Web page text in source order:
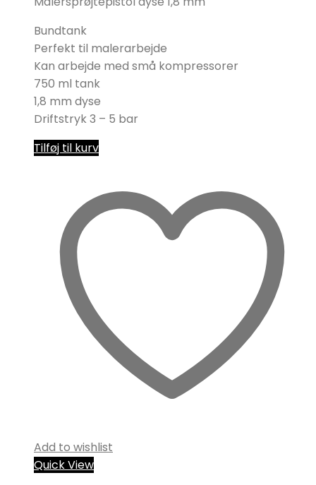
Bundtank
Perfekt til malerarbejde
Kan arbejde med små kompressorer
750 ml tank
1,8 mm dyse
Driftstryk 3 – 5 bar
Tilføj til kurv
Add to wishlist
Quick View